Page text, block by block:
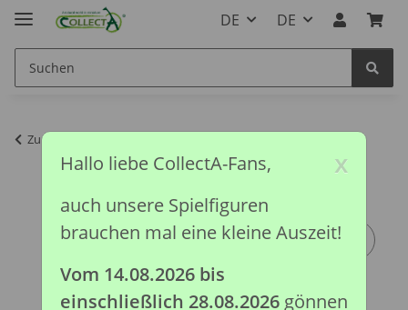
DE DE
Zurück zur Liste
x
Hallo liebe CollectA-Fans,
auch unsere Spielfiguren
brauchen mal eine kleine Auszeit!
Vom 14.08.2026 bis
einschließlich 28.08.2026gönnen